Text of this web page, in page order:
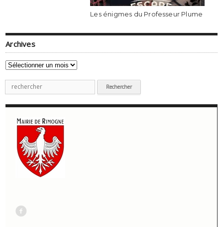
Les énigmes du Professeur Plume
Archives
Archives
Recherche
pour
:
